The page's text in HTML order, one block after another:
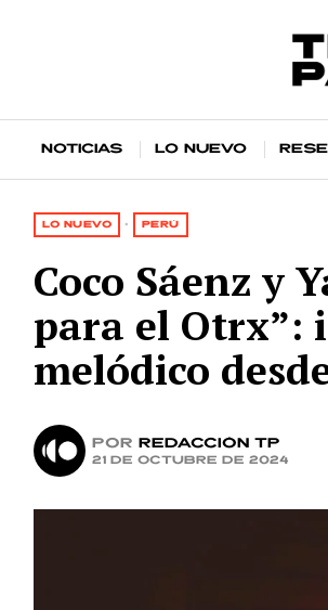
Noticias Lo nuevo
LO NUEVO · PERÚ
Coco Sáenz y
para el Otrx”:
melódico
por Redacción TP
21 de octubre de 2024